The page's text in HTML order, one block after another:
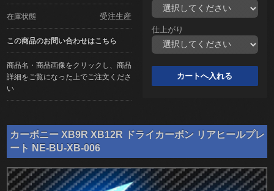
在庫状態 受注生産
この商品のお問い合わせはこちら
商品名・商品画像をクリックし、商品
詳細をご覧になった上でご注文くださ
い
仕上がり
カーボニー XB9R XB12R ドライカーボン リアヒールプレ
ート NE-BU-XB-006